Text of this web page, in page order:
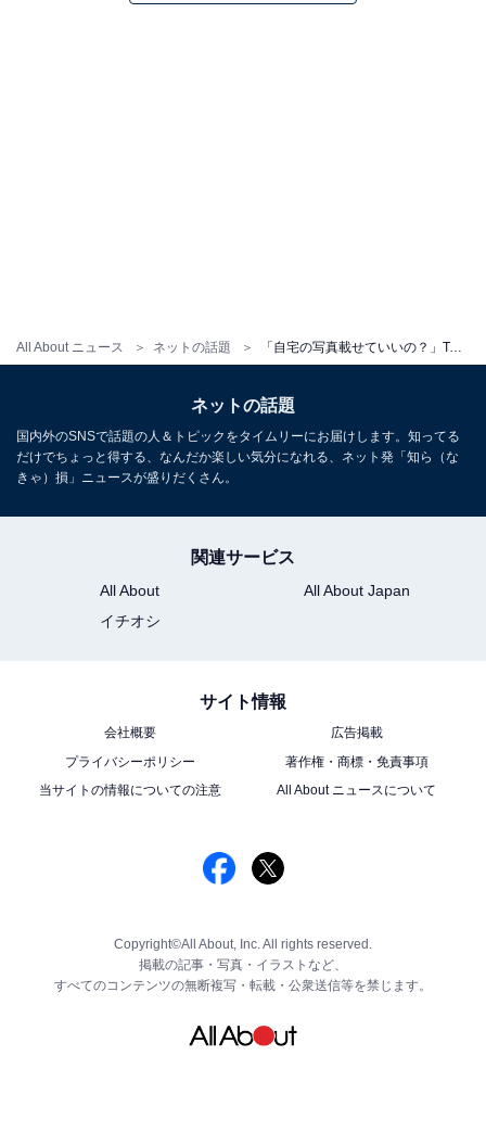
All About ニュース ネットの話題 「自宅の写真載せていいの？」TAKAHIRO、自宅の書斎を大公開!? 「すごー！！さすがEXILE！と思った」
ネットの話題
国内外のSNSで話題の人＆トピックをタイムリーにお届けします。知ってる
だけでちょっと得する、なんだか楽しい気分になれる、ネット発「知ら（な
きゃ）損」ニュースが盛りだくさん。
関連サービス
All About
All About Japan
イチオシ
サイト情報
会社概要
広告掲載
プライバシーポリシー
著作権・商標・免責事項
当サイトの情報についての注意
All About ニュースについて
Copyright©All About, Inc. All rights reserved.
掲載の記事・写真・イラストなど、
すべてのコンテンツの無断複写・転載・公衆送信等を禁じます。